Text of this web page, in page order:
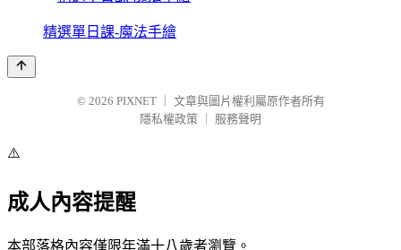
精選單日課-魔法手繪
© 2026 PIXNET
文章與圖片權利屬原作者所有
隱私權政策
服務聲明
⚠️
成人內容提醒
本部落格內容僅限年滿十八歲者瀏覽。